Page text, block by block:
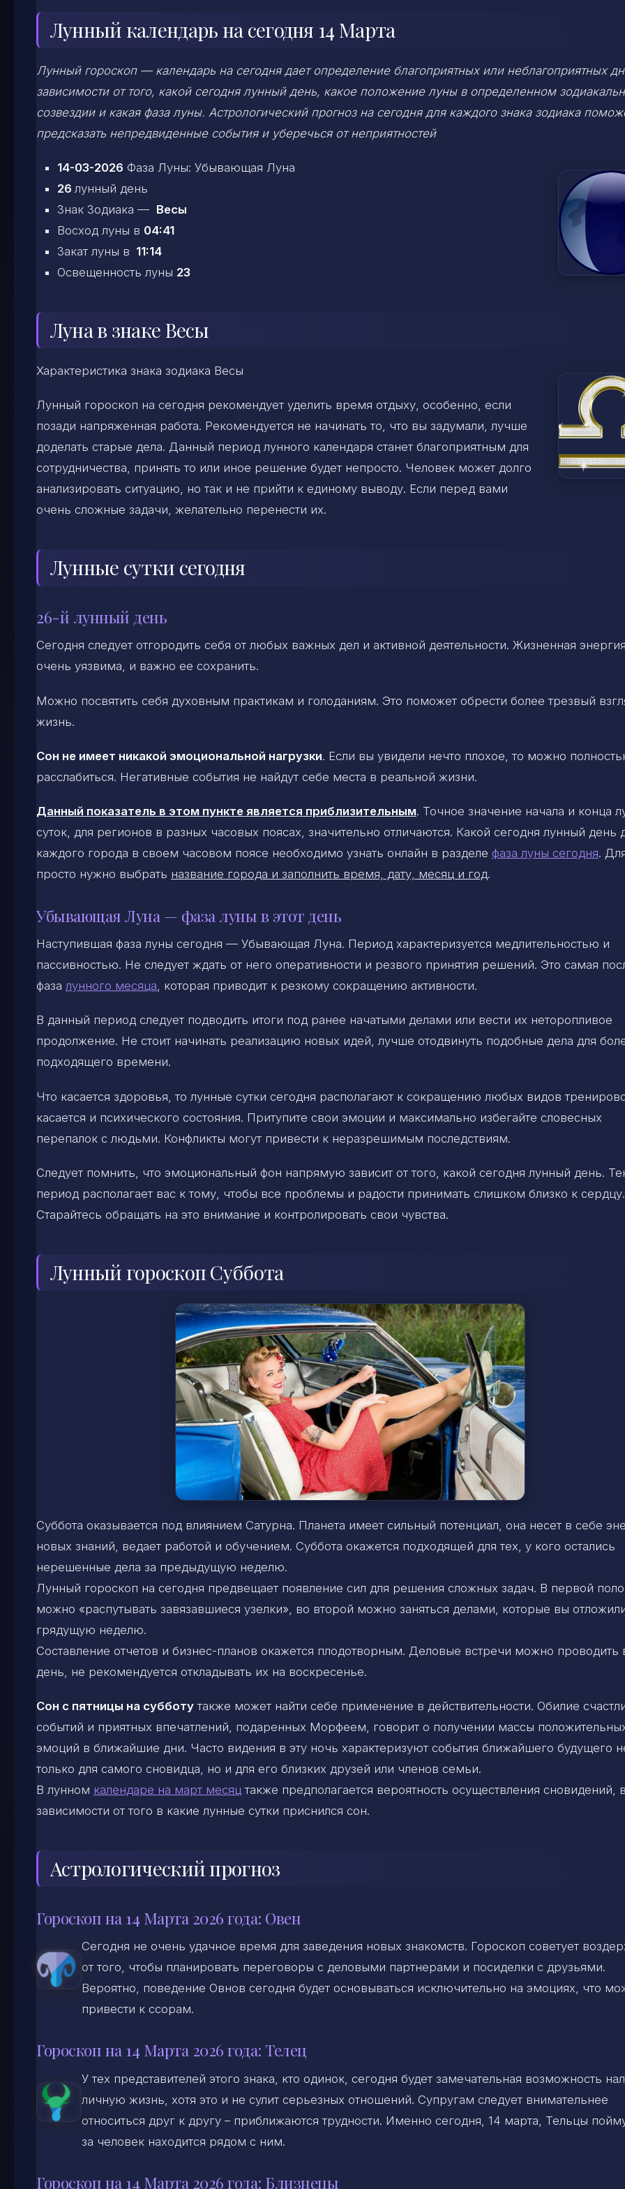
Лунный календарь на сегодня 14 Марта
Лунный гороскоп — календарь на сегодня дает определение благоприятных или неблагоприятных
зависимости от того, какой сегодня лунный день, какое положение луны в определенном
созвездии и какая фаза луны. Астрологический прогноз на сегодня для каждого знака зодиака
предсказать непредвиденные события и уберечься от неприятностей
14-03-2026 Фаза Луны: Убывающая Луна
26лунный день
Знак Зодиака — Весы
Восход луны в 04:41
Закат луны в 11:14
Освещенность луны 23
Луна в знаке Весы
Характеристика знака зодиака Весы
Лунный гороскоп на сегодня рекомендует уделить время отдыху, особенно, если
позади напряженная работа. Рекомендуется не начинать то, что вы задумали, лучше
доделать старые дела. Данный период лунного календаря станет благоприятным для
сотрудничества, принять то или иное решение будет непросто. Человек может долго
анализировать ситуацию, но так и не прийти к единому выводу. Если перед вами
очень сложные задачи, желательно перенести их.
Лунные сутки сегодня
26-й лунный день
Сегодня следует отгородить себя от любых важных дел и активной деятельности. Жизненная энергия
очень уязвима, и важно ее сохранить.
Можно посвятить себя духовным практикам и голоданиям. Это поможет обрести более трезвый
жизнь.
Сон не имеет никакой эмоциональной нагрузки. Если вы увидели нечто плохое, то можно
расслабиться. Негативные события не найдут себе места в реальной жизни.
Данный показатель в этом пункте является приблизительным. Точное значение начала и конца
суток, для регионов в разных часовых поясах, значительно отличаются. Какой сегодня лунный день
каждого города в своем часовом поясе необходимо узнать онлайн в разделе фаза луны сегодня.
просто нужно выбрать название города и заполнить время, дату, месяц и год.
Убывающая Луна — фаза луны в этот день
Наступившая фаза луны сегодня — Убывающая Луна. Период характеризуется медлительностью и
пассивностью. Не следует ждать от него оперативности и резвого принятия решений. Это самая
фаза лунного месяца, которая приводит к резкому сокращению активности.
В данный период следует подводить итоги под ранее начатыми делами или вести их неторопливое
продолжение. Не стоит начинать реализацию новых идей, лучше отодвинуть подобные дела для
подходящего времени.
Что касается здоровья, то лунные сутки сегодня располагают к сокращению любых видов
касается и психического состояния. Притупите свои эмоции и максимально избегайте словесных
перепалок с людьми. Конфликты могут привести к неразрешимым последствиям.
Следует помнить, что эмоциональный фон напрямую зависит от того, какой сегодня лунный день.
период располагает вас к тому, чтобы все проблемы и радости принимать слишком близко к сердцу.
Старайтесь обращать на это внимание и контролировать свои чувства.
Лунный гороскоп Суббота
Суббота оказывается под влиянием Сатурна. Планета имеет сильный потенциал, она несет в себе
новых знаний, ведает работой и обучением. Суббота окажется подходящей для тех, у кого остались
нерешенные дела за предыдущую неделю.
Лунный гороскоп на сегодня предвещает появление сил для решения сложных задач. В первой
можно «распутывать завязавшиеся узелки», во второй можно заняться делами, которые вы
грядущую неделю.
Составление отчетов и бизнес-планов окажется плодотворным. Деловые встречи можно проводить
день, не рекомендуется откладывать их на воскресенье.
Сон с пятницы на субботу также может найти себе применение в действительности. Обилие
событий и приятных впечатлений, подаренных Морфеем, говорит о получении массы
эмоций в ближайшие дни. Часто видения в эту ночь характеризуют события ближайшего будущего
только для самого сновидца, но и для его близких друзей или членов семьи.
В лунном календаре на март месяц также предполагается вероятность осуществления сновидений, в
зависимости от того в какие лунные сутки приснился сон.
Астрологический прогноз
Гороскоп на 14 Марта 2026 года: Овен
Сегодня не очень удачное время для заведения новых знакомств. Гороскоп советует
от того, чтобы планировать переговоры с деловыми партнерами и посиделки с друзьями.
Вероятно, поведение Овнов сегодня будет основываться исключительно на эмоциях, что
привести к ссорам.
Гороскоп на 14 Марта 2026 года: Телец
У тех представителей этого знака, кто одинок, сегодня будет замечательная возможность
личную жизнь, хотя это и не сулит серьезных отношений. Супругам следует внимательнее
относиться друг к другу – приближаются трудности. Именно сегодня, 14 марта, Тельцы
за человек находится рядом с ним.
Гороскоп на 14 Марта 2026 года: Близнецы